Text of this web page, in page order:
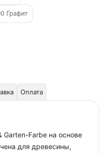
Графит
Оплата
Garten-Farbe на основе
для древесины,